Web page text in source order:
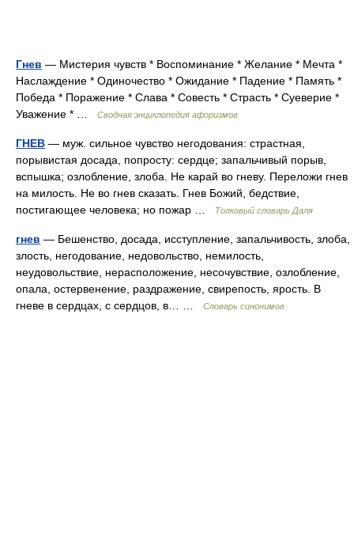
Гнев — Мистерия чувств * Воспоминание * Желание * Мечта *
Наслаждение * Одиночество * Ожидание * Падение * Память *
Победа * Поражение * Слава * Совесть * Страсть * Суеверие *
Уважение * …
Сводная энциклопедия афоризмов
ГНЕВ — муж. сильное чувство негодования: страстная,
порывистая досада, попросту: сердце; запальчивый порыв,
вспышка; озлобление, злоба. Не карай во гневу. Переложи гнев
на милость. Не во гнев сказать. Гнев Божий, бедствие,
постигающее человека; но пожар …
Толковый словарь Даля
гнев — Бешенство, досада, исступление, запальчивость, злоба,
злость, негодование, недовольство, немилость,
неудовольствие, нерасположение, несочувствие, озлобление,
опала, остервенение, раздражение, свирепость, ярость. В
гневе в сердцах, с сердцов, в… …
Словарь синонимов